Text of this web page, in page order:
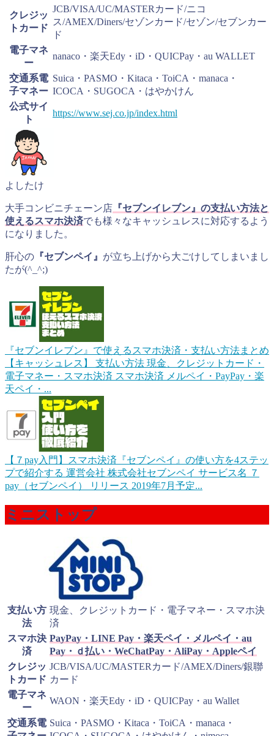
クレジッ
トカード
JCB/VISA/UC/MASTERカード/ニコ
ス/AMEX/Diners/セゾンカード/セゾン/セブンカー
ド
電子マネ
ー
nanaco・楽天Edy・iD・QUICPay・au WALLET
交通系電
子マネー
Suica・PASMO・Kitaca・ToiCA・manaca・
ICOCA・SUGOCA・はやかけん
公式サイ
ト
https://www.sej.co.jp/index.html
よしたけ
大手コンビニチェーン店 『セブンイレブン』の支払い方法と
使えるスマホ決済でも様々なキャッシュレスに対応するよう
になりました。
肝心の 『セブンペイ』 が立ち上げから大ごけしてしまいまし
たが(^_^;)
『セブンイレブン』で使えるスマホ決済・支払い方法まとめ
【キャッシュレス】
支払い方法 現金、クレジットカード・
電子マネー・スマホ決済 スマホ決済 メルペイ・PayPay・楽
天ペイ・...
【７pay入門】スマホ決済『セブンペイ』の使い方を4ステッ
プで紹介する 運営会社 株式会社セブンペイ サービス名 ７
pay（セブンペイ） リリース 2019年7月予定...
ミニストップ
支払い方
法
現金、クレジットカード・電子マネー・スマホ決
済
スマホ決
済
PayPay・LINE Pay・楽天ペイ・メルペイ・au
Pay・ｄ払い・WeChatPay・AliPay・Appleペイ
クレジッ
トカード
JCB/VISA/UC/MASTERカード/AMEX/Diners/銀聯
カード
電子マネ
ー
WAON・楽天Edy・iD・QUICPay・au Wallet
交通系電 Suica・PASMO・Kitaca・ToiCA・manaca・